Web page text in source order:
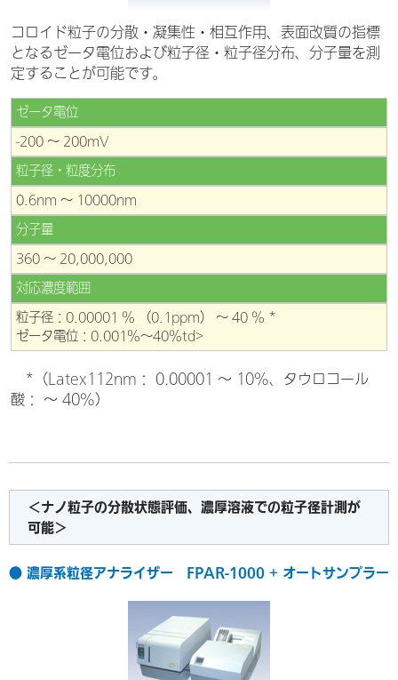
コロイド粒子の分散・凝集性・相互作用、表面改質の指標
となるゼータ電位および粒子径・粒子径分布、分子量を測
定することが可能です。
ゼータ電位
-200 ～ 200mV
粒子径・粒度分布
0.6nm ～ 10000nm
分子量
360 ～ 20,000,000
対応濃度範囲
粒子径：0.00001 % （0.1ppm） ～ 40 % *
ゼータ電位：0.001%～40%td>
*（Latex112nm： 0.00001 ～ 10%、タウロコール
酸： ～ 40%）
＜ナノ粒子の分散状態評価、濃厚溶液での粒子径計測が
可能＞
● 濃厚系粒径アナライザー FPAR-1000 + オートサンプラー